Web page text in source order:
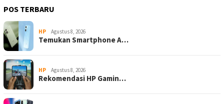
POS TERBARU
HP Agustus 8, 2026
Temukan Smartphone A…
HP Agustus 8, 2026
Rekomendasi HP Gamin…